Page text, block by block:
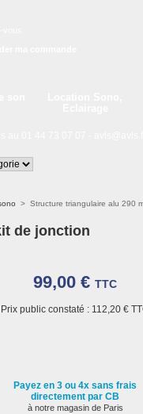
> Structure triangulaire alu 290
de jonction
99,00 € TTC
Prix public constaté : 112,20 €
Payez en 3 ou 4x sans frais
directement par CB
à notre magasin de Paris